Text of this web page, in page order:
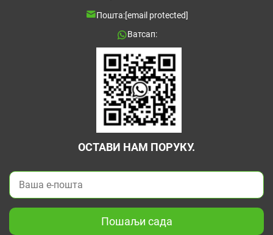
Пошта:[email protected]
Ватсап:
ОСТАВИ НАМ ПОРУКУ.
Пошаљи сада